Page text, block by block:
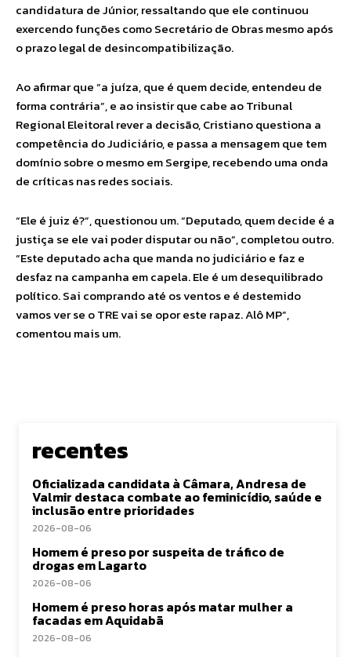
candidatura de Júnior, ressaltando que ele continuou
exercendo funções como Secretário de Obras mesmo após
o prazo legal de desincompatibilização.
Ao afirmar que “a juíza, que é quem decide, entendeu de
forma contrária”, e ao insistir que cabe ao Tribunal
Regional Eleitoral rever a decisão, Cristiano questiona a
competência do Judiciário, e passa a mensagem que tem
domínio sobre o mesmo em Sergipe, recebendo uma onda
de críticas nas redes sociais.
“Ele é juiz é?”, questionou um. “Deputado, quem decide é a
justiça se ele vai poder disputar ou não”, completou outro.
“Este deputado acha que manda no judiciário e faz e
desfaz na campanha em capela. Ele é um desequilibrado
político. Sai comprando até os ventos e é destemido
vamos ver se o TRE vai se opor este rapaz. Alô MP”,
comentou mais um.
recentes
Oficializada candidata à Câmara, Andresa de
Valmir destaca combate ao feminicídio, saúde e
inclusão entre prioridades
2026-08-06
Homem é preso por suspeita de tráfico de
drogas em Lagarto
2026-08-06
Homem é preso horas após matar mulher a
facadas em Aquidabã
2026-08-06